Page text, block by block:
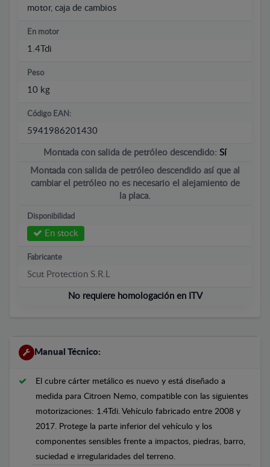
motor, caja de cambios
En motor
1.4Tdi
Peso
10 kg
Código EAN:
5941986201430
Montada con salida de petróleo descendido: Sí
Montada con salida de petróleo descendido así que al
cambiar el petróleo no es necesario el alejamiento de
la placa.
Disponibilidad
En stock
Fabricante
Scut Protection S.R.L
No requiere homologación en ITV
Manual Técnico:
El cubre cárter metálico es nuevo y está diseñado a
medida para Citroen Nemo, compatible con las siguientes
motorizaciones: 1.4Tdi. Vehículo fabricado entre 2008 y
2017. Protege la parte inferior del vehículo y los
componentes sensibles frente a impactos, piedras, barro,
suciedad e irregularidades del terreno.